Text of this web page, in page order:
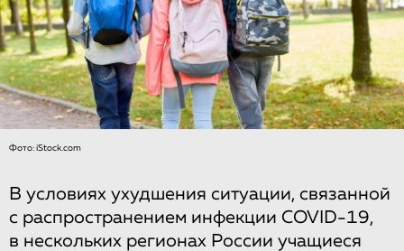
Фото: iStock.com
В условиях ухудшения ситуации, связанной
с распространением инфекции COVID-19,
в нескольких регионах России учащиеся